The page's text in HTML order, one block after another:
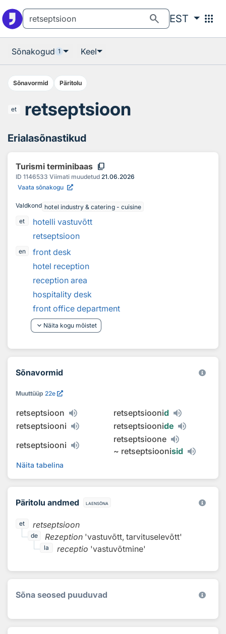
search EST apps
Sõnakogud 1 Keel
Sõnavormid Päritolu
et retseptsioon
Erialasõnastikud
Turismi terminibaas content_copy
ID 1146533 Viimati muudetud 21.06.2026
Vaata sõnakogu
Valdkond hotel industry & catering - cuisine
et
hotelli vastuvõtt
retseptsioon
en
front desk
hotel reception
reception area
hospitality desk
front office department
keyboard_arrow_down Näita kogu mõistet
Sõnavormid
Muuttüüp 22e
retseptsioon retseptsioonid
retseptsiooni
retseptsioonide
retseptsiooni
retseptsioone
~ retseptsioonisid
Näita tabelina
Päritolu andmed laensõna
et retseptsioon
de Rezeption 'vastuvõtt, tarvituselevõtt'
la receptio 'vastuvõtmine'
Sõna seosed puuduvad